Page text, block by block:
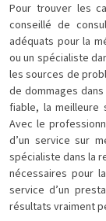
Pour trouver les
conseillé de
adéquats pour la
ou un spécialiste
les sources de
de dommages
fiable, la meilleure
Avec le
d’un service sur
spécialiste dans la
nécessaires pour
service d’un
résultats vraiment